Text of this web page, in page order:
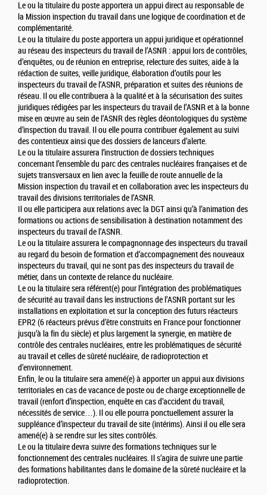
Le ou la titulaire du poste apportera un appui direct au responsable de
la Mission inspection du travail dans une logique de coordination et de
complémentarité.
Le ou la titulaire du poste apportera un appui juridique et opérationnel
au réseau des inspecteurs du travail de l’ASNR : appui lors de contrôles,
d’enquêtes, ou de réunion en entreprise, relecture des suites, aide à la
rédaction de suites, veille juridique, élaboration d’outils pour les
inspecteurs du travail de l’ASNR, préparation et suites des réunions de
réseau. Il ou elle contribuera à la qualité et à la sécurisation des suites
juridiques rédigées par les inspecteurs du travail de l’ASNR et à la bonne
mise en œuvre au sein de l’ASNR des règles déontologiques du système
d’inspection du travail. Il ou elle pourra contribuer également au suivi
des contentieux ainsi que des dossiers de lanceurs d’alerte.
Le ou la titulaire assurera l’instruction de dossiers techniques
concernant l’ensemble du parc des centrales nucléaires françaises et de
sujets transversaux en lien avec la feuille de route annuelle de la
Mission inspection du travail et en collaboration avec les inspecteurs du
travail des divisions territoriales de l’ASNR.
Il ou elle participera aux relations avec la DGT ainsi qu’à l’animation des
formations ou actions de sensibilisation à destination notamment des
inspecteurs du travail de l’ASNR.
Le ou la titulaire assurera le compagnonnage des inspecteurs du travail
au regard du besoin de formation et d’accompagnement des nouveaux
inspecteurs du travail, qui ne sont pas des inspecteurs du travail de
métier, dans un contexte de relance du nucléaire.
Le ou la titulaire sera référent(e) pour l’intégration des problématiques
de sécurité au travail dans les instructions de l’ASNR portant sur les
installations en exploitation et sur la conception des futurs réacteurs
EPR2 (6 réacteurs prévus d’être construits en France pour fonctionner
jusqu’à la fin du siècle) et plus largement la synergie, en matière de
contrôle des centrales nucléaires, entre les problématiques de sécurité
au travail et celles de sûreté nucléaire, de radioprotection et
d’environnement.
Enfin, le ou la titulaire sera amené(e) à apporter un appui aux divisions
territoriales en cas de vacance de poste ou de charge exceptionnelle de
travail (renfort d’inspection, enquête en cas d’accident du travail,
nécessités de service…). Il ou elle pourra ponctuellement assurer la
suppléance d’inspecteur du travail de site (intérims). Ainsi il ou elle sera
amené(e) à se rendre sur les sites contrôlés.
Le ou la titulaire devra suivre des formations techniques sur le
fonctionnement des centrales nucléaires. Il s’agira de suivre une partie
des formations habilitantes dans le domaine de la sûreté nucléaire et la
radioprotection.